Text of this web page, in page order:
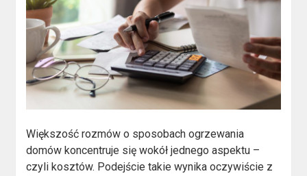
Większość rozmów o sposobach ogrzewania
domów koncentruje się wokół jednego aspektu –
czyli kosztów. Podejście takie wynika oczywiście z